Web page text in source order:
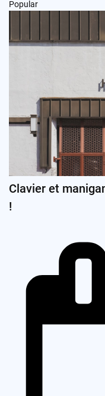
Popular
Clavier et
!